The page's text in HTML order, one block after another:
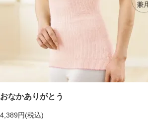
おなかありがとう
4,389円(税込)